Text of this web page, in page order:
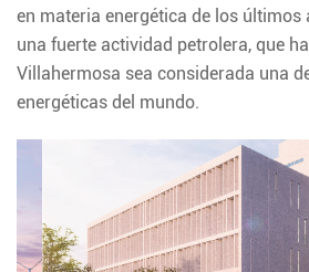
en materia energética de los últimos
una fuerte actividad petrolera, que
Villahermosa sea considerada una
energéticas del mundo.